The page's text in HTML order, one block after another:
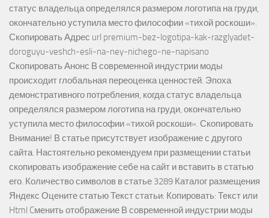
статус владельца определялся размером логотипа на груди,
окончательно уступила место философии «тихой роскоши».
Скопировать Адрес url premium-bez-logotipa-kak-razglyadet-
doroguyu-veshch-esli-na-ney-nichego-ne-napisano
Скопировать Анонс В современной индустрии моды
происходит глобальная переоценка ценностей. Эпоха
демонстративного потребления, когда статус владельца
определялся размером логотипа на груди, окончательно
уступила место философии «тихой роскоши». Скопировать
Внимание! В статье присутствует изображение с другого
сайта. Настоятельно рекомендуем при размещении статьи
скопировать изображение себе на сайт и вставить в статью
его. Количество символов в статье 3289 Каталог размещения
Яндекс Оцените статью Текст статьи: Копировать: Текст или
Html Cменить отображение В современной индустрии моды